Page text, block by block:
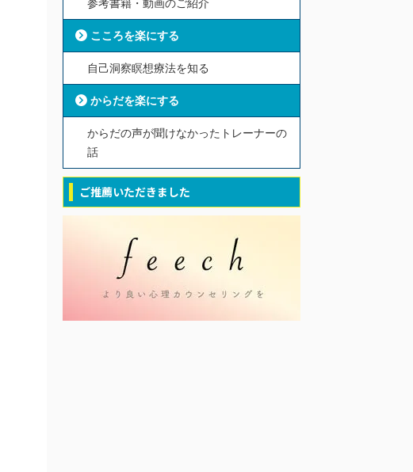
参考書籍・動画のご紹介
こころを楽にする
自己洞察瞑想療法を知る
からだを楽にする
からだの声が聞けなかったトレーナーの
話
ご推薦いただきました